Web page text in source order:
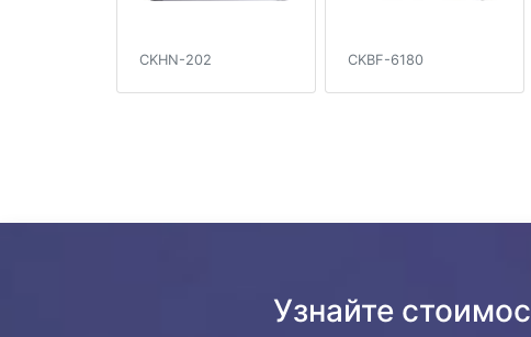
CKHN-202 CKBF-6180
Узнайте